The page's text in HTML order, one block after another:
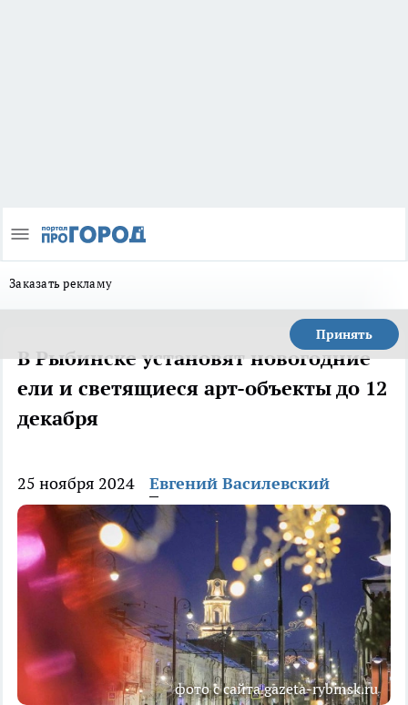
Заказать рекламу
Принять
В Рыбинске установят новогодние
ели и светящиеся арт-объекты до 12
декабря
25 ноября 2024 Евгений Василевский
фото с сайта gazeta-rybinsk.ru